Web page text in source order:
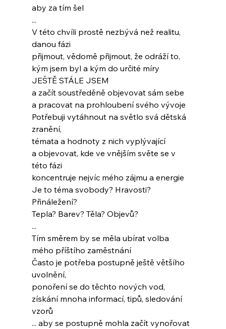
aby za tím šel
...
V této chvíli prostě nezbývá než realitu,
danou fázi
přijmout, vědomě přijmout, že odráží to,
kým jsem byl a kým do určité míry
JEŠTĚ STÁLE JSEM
a začít soustředěně objevovat sám sebe
a pracovat na prohloubení svého vývoje
Potřebuji vytáhnout na světlo svá dětská
zranění,
témata a hodnoty z nich vyplývající
a objevovat, kde ve vnějším světe se v
této fázi
koncentruje nejvíc mého zájmu a energie
Je to téma svobody? Hravosti?
Přináležení?
Tepla? Barev? Těla? Objevů?
...
Tím směrem by se měla ubírat volba
mého příštího zaměstnání
Často je potřeba postupně ještě většího
uvolnění,
ponoření se do těchto nových vod,
získání mnoha informací, tipů, sledování
vzorů
... aby se postupně mohla začít vynořovat